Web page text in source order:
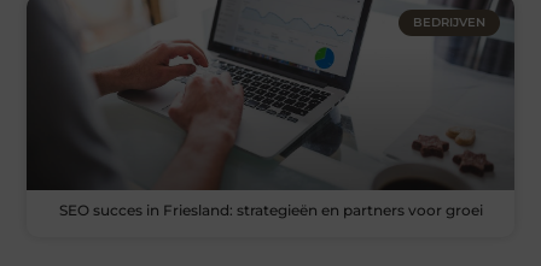
BEDRIJVEN
SEO succes in Friesland: strategieën en partners voor groei